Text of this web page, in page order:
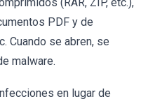
PDF y de
Cuando se abren, se
malware.
en lugar de